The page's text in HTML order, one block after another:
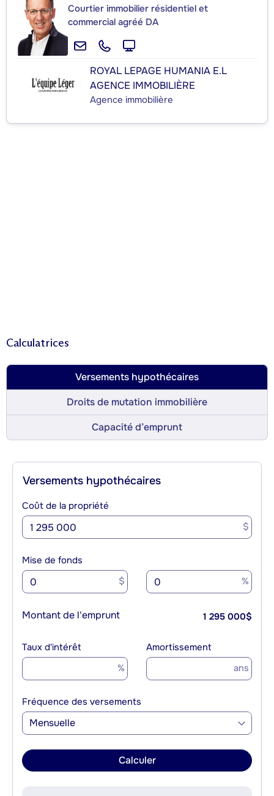
Courtier immobilier résidentiel et
commercial agréé DA
ROYAL LEPAGE HUMANIA E.L
AGENCE IMMOBILIÈRE
Agence immobilière
Calculatrices
Versements hypothécaires
Droits de mutation immobilière
Capacité d’emprunt
Versements hypothécaires
Coût de la propriété
$
Mise de fonds
$ %
Montant de l'emprunt 1 295 000$
Taux d'intérêt
%
Amortissement
ans
Fréquence des versements
Mensuelle
Calculer